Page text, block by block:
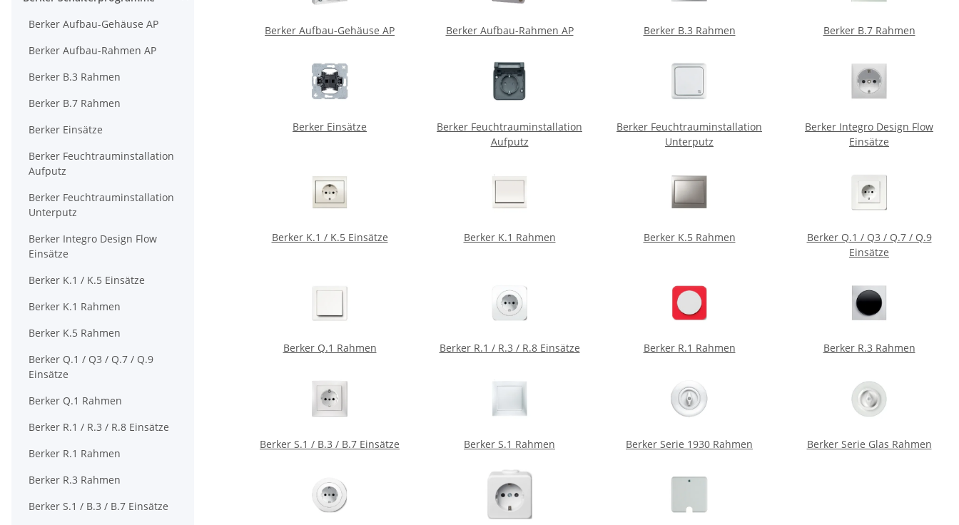
Berker Aufbau-Gehäuse AP Berker Aufbau-Rahmen AP Berker B.3 Rahmen Berker B.7 Rahmen
Berker Einsätze
Berker Feuchtrauminstallation
Aufputz
Berker Feuchtrauminstallation
Unterputz
Berker Integro Design Flow
Einsätze
Berker K.1 / K.5 Einsätze Berker K.1 Rahmen Berker K.5 Rahmen
Berker Q.1 / Q3 / Q.7 / Q.9
Einsätze
Berker Q.1 Rahmen Berker R.1 / R.3 / R.8 Einsätze Berker R.1 Rahmen Berker R.3 Rahmen
Berker S.1 / B.3 / B.7 Einsätze Berker S.1 Rahmen Berker Serie 1930 Rahmen Berker Serie Glas Rahmen
Berker Aufbau-Gehäuse AP
Berker Aufbau-Rahmen AP
Berker B.3 Rahmen
Berker B.7 Rahmen
Berker Einsätze
Berker Feuchtrauminstallation
Aufputz
Berker Feuchtrauminstallation
Unterputz
Berker Integro Design Flow
Einsätze
Berker K.1 / K.5 Einsätze
Berker K.1 Rahmen
Berker K.5 Rahmen
Berker Q.1 / Q3 / Q.7 / Q.9
Einsätze
Berker Q.1 Rahmen
Berker R.1 / R.3 / R.8 Einsätze
Berker R.1 Rahmen
Berker R.3 Rahmen
Berker S.1 / B.3 / B.7 Einsätze